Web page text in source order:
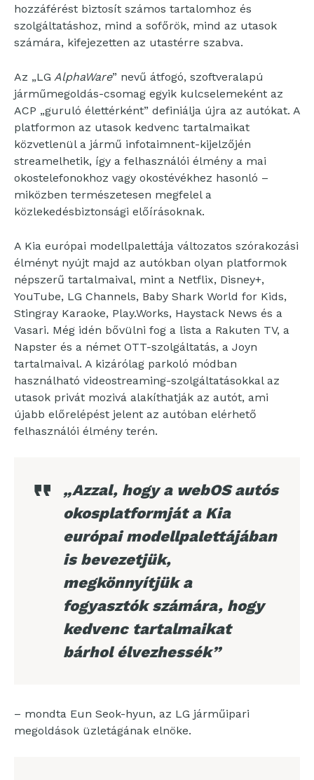
hozzáférést biztosít számos tartalomhoz és
szolgáltatáshoz, mind a sofőrök, mind az utasok
számára, kifejezetten az utastérre szabva.
Az „LG AlphaWare” nevű átfogó, szoftveralapú
járműmegoldás-csomag egyik kulcselemeként az
ACP „guruló élettérként” definiálja újra az autókat. A
platformon az utasok kedvenc tartalmaikat
közvetlenül a jármű infotaimnent-kijelzőjén
streamelhetik, így a felhasználói élmény a mai
okostelefonokhoz vagy okostévékhez hasonló –
miközben természetesen megfelel a
közlekedésbiztonsági előírásoknak.
A Kia európai modellpalettája változatos szórakozási
élményt nyújt majd az autókban olyan platformok
népszerű tartalmaival, mint a Netflix, Disney+,
YouTube, LG Channels, Baby Shark World for Kids,
Stingray Karaoke, Play.Works, Haystack News és a
Vasari. Még idén bővülni fog a lista a Rakuten TV, a
Napster és a német OTT-szolgáltatás, a Joyn
tartalmaival. A kizárólag parkoló módban
használható videostreaming-szolgáltatásokkal az
utasok privát mozivá alakíthatják az autót, ami
újabb előrelépést jelent az autóban elérhető
felhasználói élmény terén.
„Azzal, hogy a webOS autós
okosplatformját a Kia
európai modellpalettájában
is bevezetjük,
megkönnyítjük a
fogyasztók számára, hogy
kedvenc tartalmaikat
bárhol élvezhessék”
– mondta Eun Seok-hyun, az LG járműipari
megoldások üzletágának elnöke.